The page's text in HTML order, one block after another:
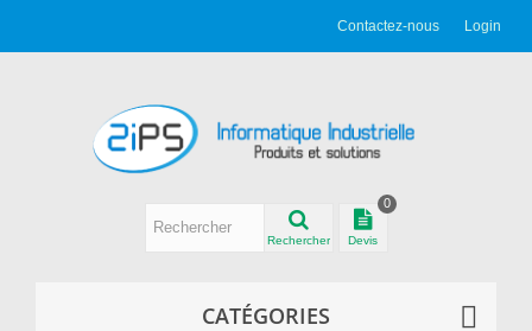
Login
Contactez-nous
Rechercher Devis
0
CATÉGORIES